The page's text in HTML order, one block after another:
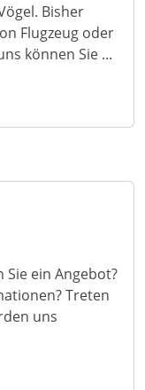
Bisher
Flugzeug oder
können Sie ...
Sie ein Angebot?
Treten
uns